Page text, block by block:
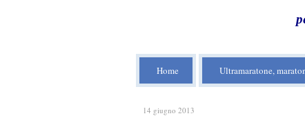
Home Ultramaratone,
14 giugno 2013